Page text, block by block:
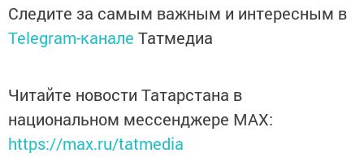
Следите за самым важным и интересным в
Telegram-канале Татмедиа
Читайте новости Татарстана в
национальном мессенджере MАХ:
https://max.ru/tatmedia